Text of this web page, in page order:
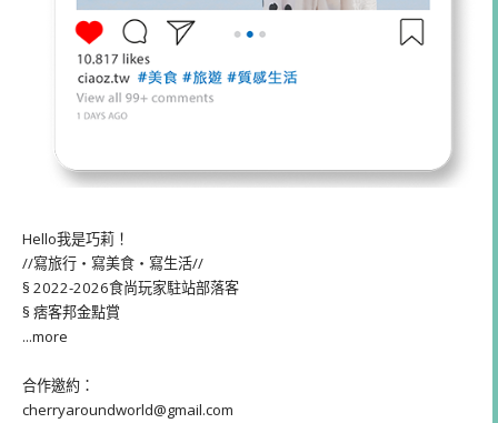
Hello我是巧莉！
//寫旅行・寫美食・寫生活//
§ 2022-2026食尚玩家駐站部落客
§ 痞客邦金點賞
...more
合作邀約：
cherryaroundworld@gmail.com